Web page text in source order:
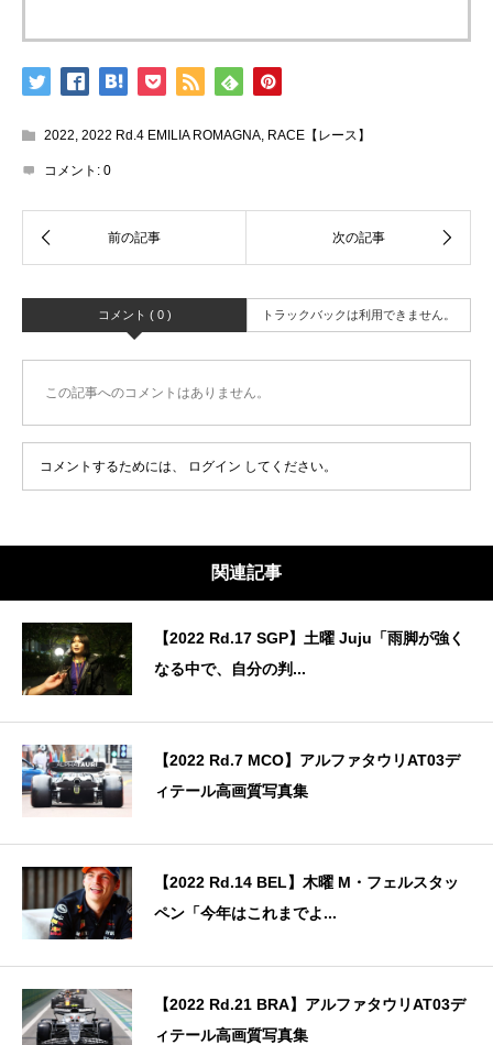
2022 2022 Rd.4 EMILIA ROMAGNA RACE【レース】
コメント: 0
コメント ( 0 ) トラックバックは利用できません。
この記事へのコメントはありません。
コメントするためには、 ログイン してください。
関連記事
【2022 Rd.17 SGP】土曜 Juju「雨脚が強く
なる中で、自分の判...
【2022 Rd.7 MCO】アルファタウリAT03デ
ィテール高画質写真集
【2022 Rd.14 BEL】木曜 M・フェルスタッ
ペン「今年はこれまでよ...
【2022 Rd.21 BRA】アルファタウリAT03デ
ィテール高画質写真集